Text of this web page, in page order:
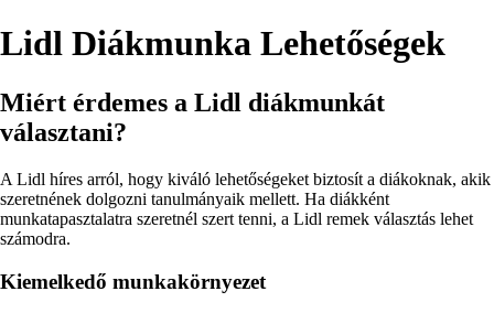
Lidl Diákmunka Lehetőségek
Miért érdemes a Lidl diákmunkát
választani?
A Lidl híres arról, hogy kiváló lehetőségeket biztosít a diákoknak, akik
szeretnének dolgozni tanulmányaik mellett. Ha diákként
munkatapasztalatra szeretnél szert tenni, a Lidl remek választás lehet
számodra.
Kiemelkedő munkakörnyezet